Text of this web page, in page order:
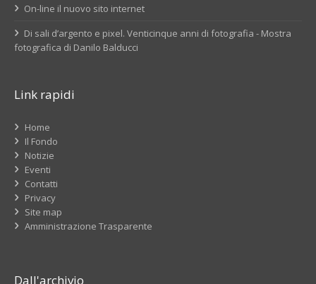
On-line il nuovo sito internet
Di sali d’argento e pixel. Venticinque anni di fotografia - Mostra
fotografica di Danilo Balducci
Link rapidi
Home
Il Fondo
Notizie
Eventi
Contatti
Privacy
Site map
Amministrazione Trasparente
Dall'archivio